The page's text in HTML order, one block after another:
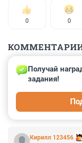
0 0
Гость
14 мая 2023, 13:12
Сделай благое
Кирилл 123456
Получай
задания!